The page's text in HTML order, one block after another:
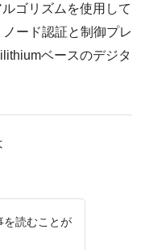
ゴリズムを使用して
ード認証と制御プレ
ベースのデジタ
を読むことが